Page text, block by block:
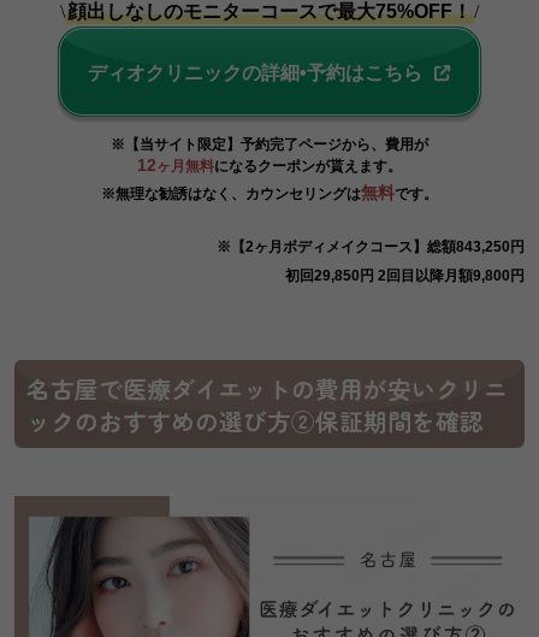
\顔出しなしのモニターコースで最大75%OFF！/
ディオクリニックの詳細•予約はこちら
※【当サイト限定】予約完了ページから、費用が
12ヶ月無料になるクーポンが貰えます。
※無理な勧誘はなく、カウンセリングは無料です。
※【2ヶ月ボディメイクコース】総額843,250円
初回29,850円 2回目以降月額9,800円
名古屋で医療ダイエットの費用が安いクリニ
ックのおすすめの選び方②保証期間を確認